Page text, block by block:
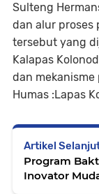
Sulteng
dan alur proses
tersebut yang
Kalapas
dan mekanisme
Humas :Lapas
Artikel
Program
Inovator